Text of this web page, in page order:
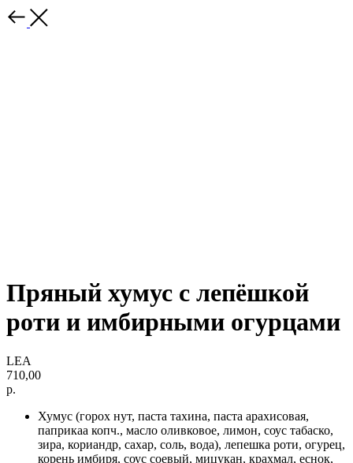
Пряный хумус с лепёшкой
роти и имбирными огурцами
LEA
710,00
р.
Хумус (горох нут, паста тахина, паста арахисовая,
паприкаа копч., масло оливковое, лимон, соус табаско,
зира, кориандр, сахар, соль, вода), лепешка роти, огурец,
корень имбиря, соус соевый, мицукан, крахмал, еснок,